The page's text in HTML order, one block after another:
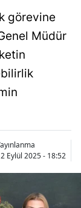
görevine
Müdür
Eylül 2025 - 18:52